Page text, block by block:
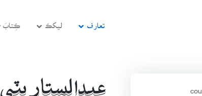
تعارف ليکڪ ڪِتابَ